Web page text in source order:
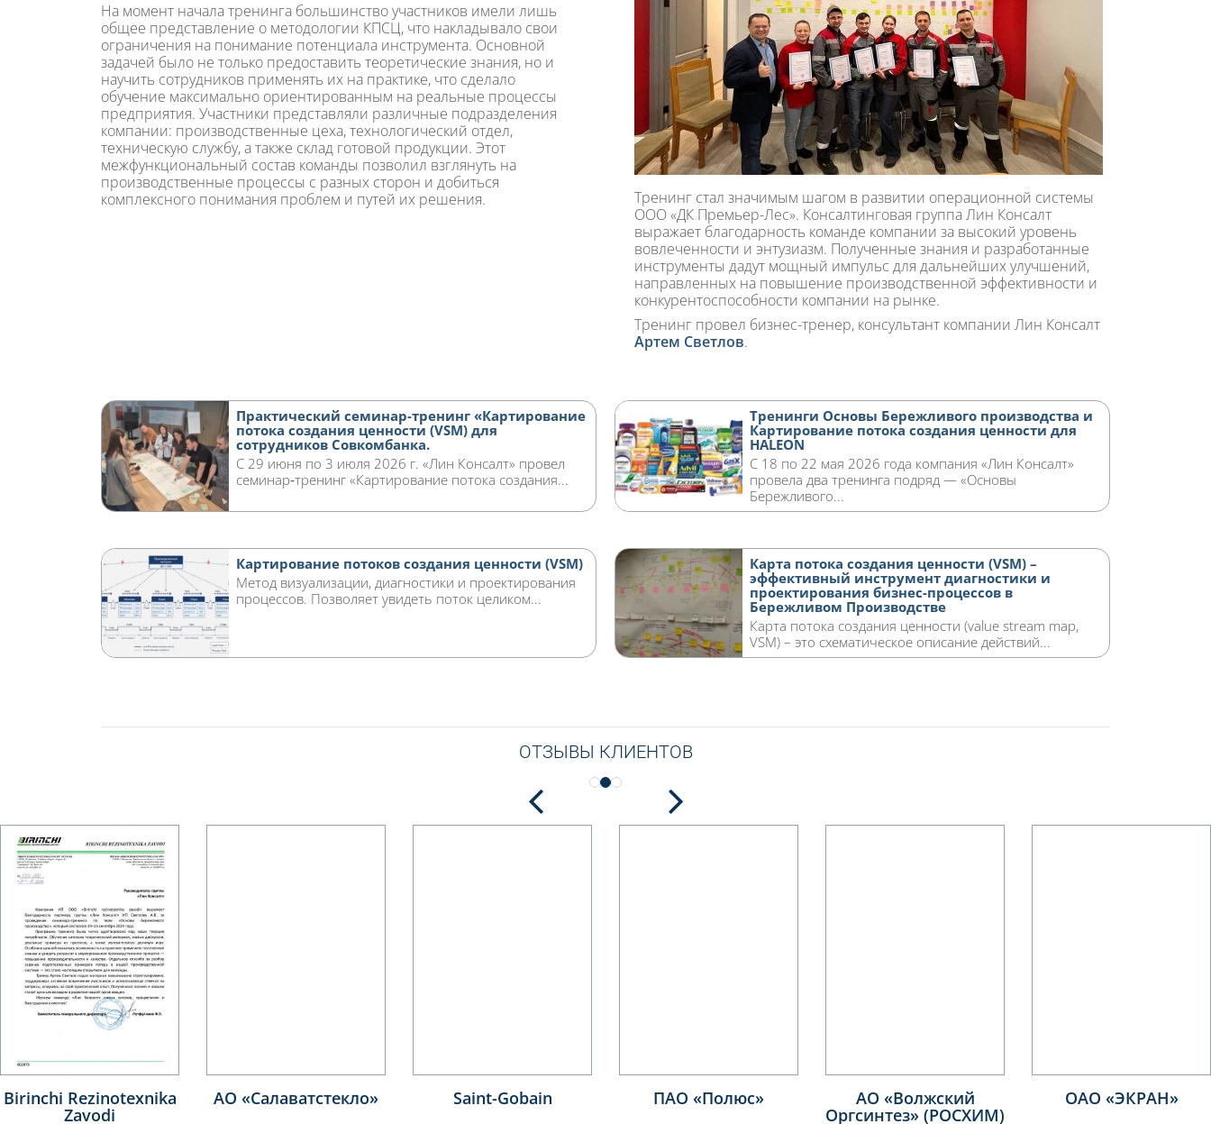
На момент начала тренинга большинство участников имели лишь
общее представление о методологии КПСЦ, что накладывало свои
ограничения на понимание потенциала инструмента. Основной
задачей было не только предоставить теоретические знания, но и
научить сотрудников применять их на практике, что сделало
обучение максимально ориентированным на реальные процессы
предприятия. Участники представляли различные подразделения
компании: производственные цеха, технологический отдел,
техническую службу, а также склад готовой продукции. Этот
межфункциональный состав команды позволил взглянуть на
производственные процессы с разных сторон и добиться
комплексного понимания проблем и путей их решения.
Тренинг стал значимым шагом в развитии операционной системы
ООО «ДК Премьер-Лес». Консалтинговая группа Лин Консалт
выражает благодарность команде компании за высокий уровень
вовлеченности и энтузиазм. Полученные знания и разработанные
инструменты дадут мощный импульс для дальнейших улучшений,
направленных на повышение производственной эффективности и
конкурентоспособности компании на рынке.
Тренинг провел бизнес-тренер, консультант компании Лин Консалт
Артем Светлов.
Практический семинар-тренинг «Картирование
потока создания ценности (VSM) для
сотрудников Совкомбанка.
С 29 июня по 3 июля 2026 г. «Лин Консалт» провел
семинар‑тренинг «Картирование потока создания...
Тренинги Основы Бережливого производства и
Картирование потока создания ценности для
HALEON
С 18 по 22 мая 2026 года компания «Лин Консалт»
провела два тренинга подряд — «Основы
Бережливого...
Картирование потоков создания ценности (VSM)
Метод визуализации, диагностики и проектирования
процессов. Позволяет увидеть поток целиком...
Карта потока создания ценности (VSM) –
эффективный инструмент диагностики и
проектирования бизнес-процессов в
Бережливом Производстве
Карта потока создания ценности (value stream map,
VSM) – это схематическое описание действий...
ОТЗЫВЫ КЛИЕНТОВ
Birinchi Rezinotexnika
Zavodi
АО «Салаватстекло» Saint-Gobain ПАО «Полюс» АО «Волжский
Оргсинтез» (РОСХИМ)
ОАО «ЭКРАН»